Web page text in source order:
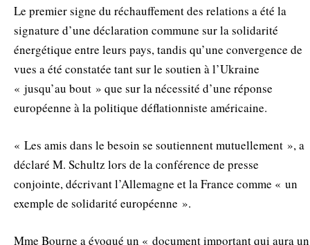
Le premier signe du réchauffement des relations a été la
signature d’une déclaration commune sur la solidarité
énergétique entre leurs pays, tandis qu’une convergence de
vues a été constatée tant sur le soutien à l’Ukraine
« jusqu’au bout » que sur la nécessité d’une réponse
européenne à la politique déflationniste américaine.
« Les amis dans le besoin se soutiennent mutuellement », a
déclaré M. Schultz lors de la conférence de presse
conjointe, décrivant l’Allemagne et la France comme « un
exemple de solidarité européenne ».
Mme Bourne a évoqué un « document important qui aura un